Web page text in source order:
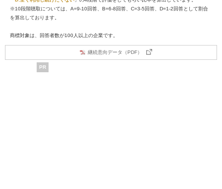
※10段階聴取については、A=9-10回答、B=6-8回答、C=3-5回答、D=1-2回答として割合
を算出しております。
商標対象は、回答者数が100人以上の企業です。
継続意向データ（PDF）
PR